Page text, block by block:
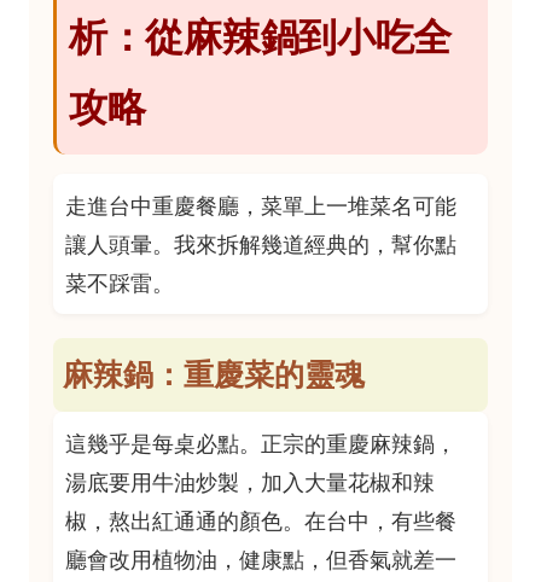
析：從麻辣鍋到小吃全
攻略
走進台中重慶餐廳，菜單上一堆菜名可能
讓人頭暈。我來拆解幾道經典的，幫你點
菜不踩雷。
麻辣鍋：重慶菜的靈魂
這幾乎是每桌必點。正宗的重慶麻辣鍋，
湯底要用牛油炒製，加入大量花椒和辣
椒，熬出紅通通的顏色。在台中，有些餐
廳會改用植物油，健康點，但香氣就差一